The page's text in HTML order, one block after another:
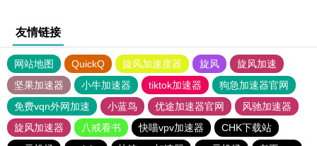
友情链接
网站地图 QuickQ 旋风加速度器 旋风
旋风加速
坚果加速器
小牛加速器 tiktok加速器
狗急加速器官网
免费vqn外网加速
小蓝鸟 优途加速器官网
风驰加速器
旋风加速器
八戒看书 快喵vpv加速器
CHK下载站